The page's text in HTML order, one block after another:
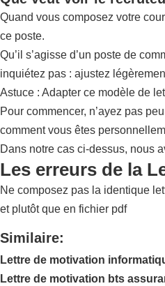
Quand vous composez votre
ce poste.
Qu’il s’agisse d’un poste de
inquiétez pas : ajustez
Astuce : Adapter ce modèle de
Pour commencer, n’ayez pas
comment vous êtes
Dans notre cas ci-dessus, nous
Les erreurs de la
Ne composez pas la identique
et plutôt que en fichier pdf
Similaire:
Lettre de motivation
Lettre de motivation bts